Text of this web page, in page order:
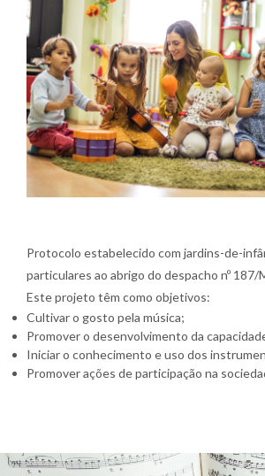
Protocolo estabelecido com jardins-de-
particulares ao abrigo do despacho nº 187/
Este projeto têm como objetivos:
Cultivar o gosto pela música;
Promover o desenvolvimento da
Iniciar o conhecimento e uso dos
Promover ações de participação na